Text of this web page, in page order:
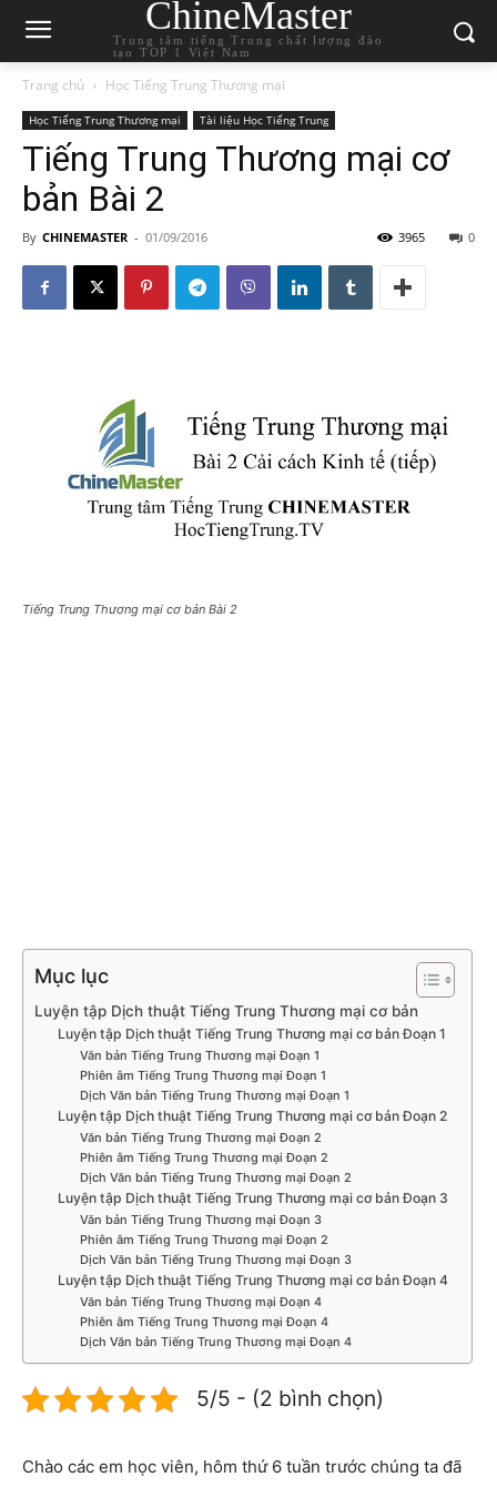
ChineMaster
Trung tâm tiếng Trung chất lượng đào
tạo TOP 1 Việt Nam
Trang chủ Học Tiếng Trung Thương mại
Học Tiếng Trung Thương mại Tài liệu Học Tiếng Trung
Tiếng Trung Thương mại cơ
bản Bài 2
By CHINEMASTER - 01/09/2016 0
3965
Tiếng Trung Thương mại cơ bản Bài 2
Mục lục
Luyện tập Dịch thuật Tiếng Trung Thương mại cơ bản
Luyện tập Dịch thuật Tiếng Trung Thương mại cơ bản Đoạn 1
Văn bản Tiếng Trung Thương mại Đoạn 1
Phiên âm Tiếng Trung Thương mại Đoạn 1
Dịch Văn bản Tiếng Trung Thương mại Đoạn 1
Luyện tập Dịch thuật Tiếng Trung Thương mại cơ bản Đoạn 2
Văn bản Tiếng Trung Thương mại Đoạn 2
Phiên âm Tiếng Trung Thương mại Đoạn 2
Dịch Văn bản Tiếng Trung Thương mại Đoạn 2
Luyện tập Dịch thuật Tiếng Trung Thương mại cơ bản Đoạn 3
Văn bản Tiếng Trung Thương mại Đoạn 3
Phiên âm Tiếng Trung Thương mại Đoạn 2
Dịch Văn bản Tiếng Trung Thương mại Đoạn 3
Luyện tập Dịch thuật Tiếng Trung Thương mại cơ bản Đoạn 4
Văn bản Tiếng Trung Thương mại Đoạn 4
Phiên âm Tiếng Trung Thương mại Đoạn 4
Dịch Văn bản Tiếng Trung Thương mại Đoạn 4
5/5 - (2 bình chọn)
Chào các em học viên, hôm thứ 6 tuần trước chúng ta đã